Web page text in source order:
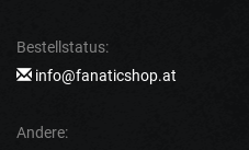
Bestellstatus:
info@fanaticshop.at
Andere: